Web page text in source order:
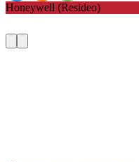
Honeywell (Resideo)